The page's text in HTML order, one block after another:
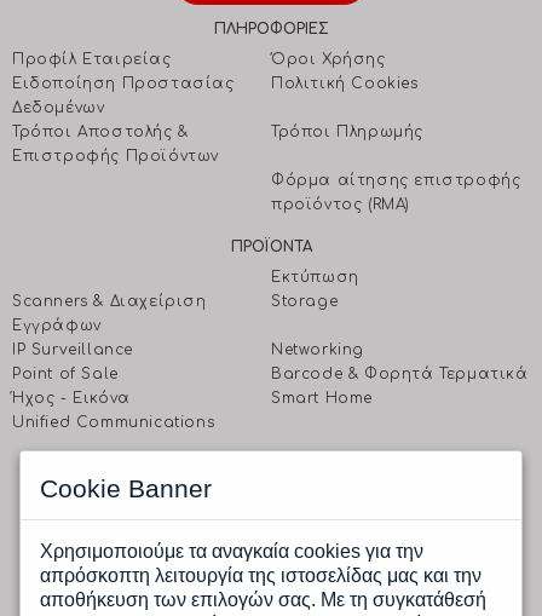
ΠΛΗΡΟΦΟΡΙΕΣ
Προφίλ Εταιρείας
Όροι Χρήσης
Ειδοποίηση Προστασίας
Δεδομένων
Πολιτική Cookies
Τρόποι Αποστολής &
Επιστροφής Προϊόντων
Τρόποι Πληρωμής
Φόρμα αίτησης επιστροφής
προϊόντος (RMA)
ΠΡΟΪΟΝΤΑ
Εκτύπωση
Scanners & Διαχείριση
Eγγράφων
Storage
IP Surveillance
Networking
Point of Sale
Barcode & Φορητά Τερματικά
Ήχος - Εικόνα
Smart Home
Unified Communications
Ραφαηλίδη 1 & Αγρινίου, 177 78 Ταύρος, Αθήνα
Δευτέρα έως Παρασκευή: 9.00 πμ -17.00 μμ
Tηλ.: (+30) 210 4805800
Fax.: (+30) 210 4805801
Cookie Banner
Χρησιμοποιούμε τα αναγκαία cookies για την
απρόσκοπτη λειτουργία της ιστοσελίδας μας και την
αποθήκευση των επιλογών σας. Με τη συγκατάθεσή